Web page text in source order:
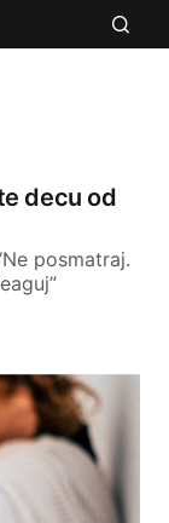
decu od
posmatraj.